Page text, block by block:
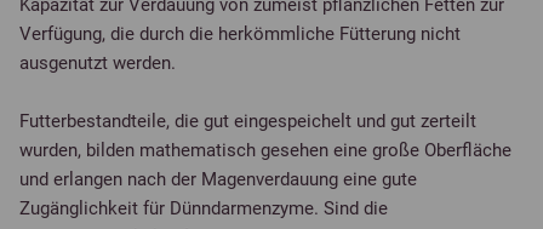
Kapazität zur Verdauung von zumeist pflanzlichen Fetten zur
Verfügung, die durch die herkömmliche Fütterung nicht
ausgenutzt werden.
Futterbestandteile, die gut eingespeichelt und gut zerteilt
wurden, bilden mathematisch gesehen eine große Oberfläche
und erlangen nach der Magenverdauung eine gute
Zugänglichkeit für Dünndarmenzyme. Sind die